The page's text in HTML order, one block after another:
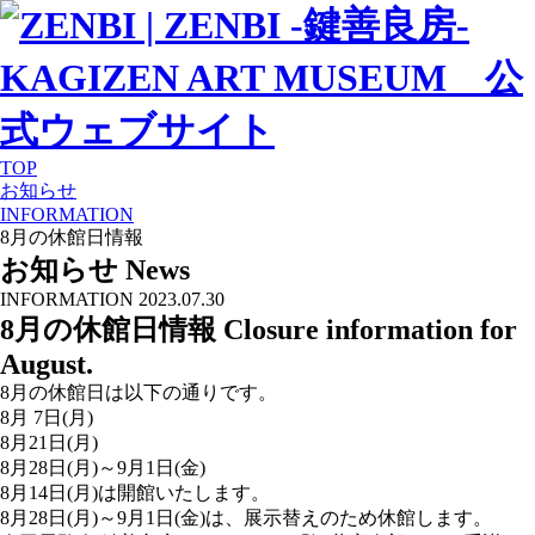
TOP
お知らせ
INFORMATION
8月の休館日情報
お知らせ News
INFORMATION 2023.07.30
8月の休館日情報 Closure information for
August.
8月の休館日は以下の通りです。
8月 7日(月)
8月21日(月)
8月28日(月)～9月1日(金)
8月14日(月)は開館いたします。
8月28日(月)～9月1日(金)は、展示替えのため休館します。